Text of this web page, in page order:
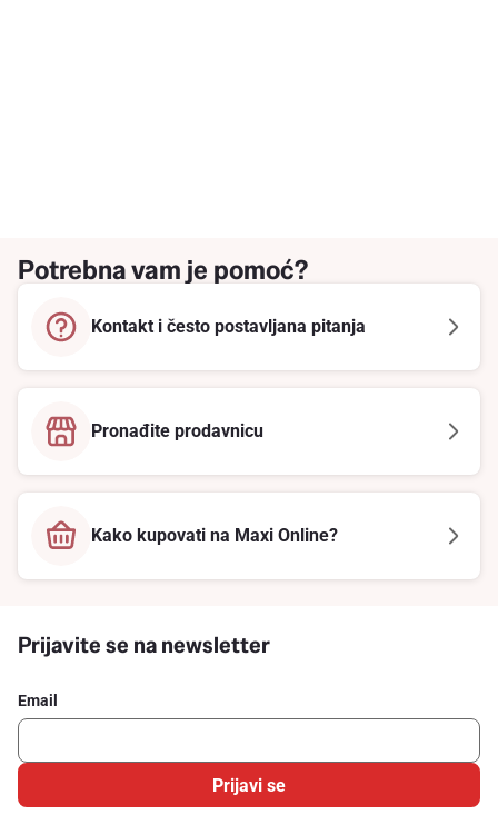
Potrebna vam je pomoć?
Kontakt i često postavljana pitanja
Pronađite prodavnicu
Kako kupovati na Maxi Online?
Prijavite se na newsletter
Email
Prijavi se